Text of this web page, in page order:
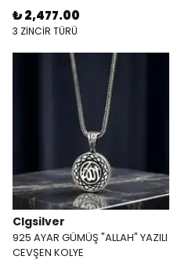
₺ 2,477.00
3 ZİNCİR TÜRÜ
Clgsilver
925 AYAR GÜMÜŞ "ALLAH" YAZILI
CEVŞEN KOLYE